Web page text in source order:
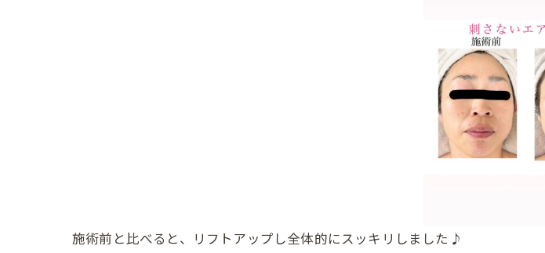
施術前と比べると、リフトアップし全体的にスッキリしました♪